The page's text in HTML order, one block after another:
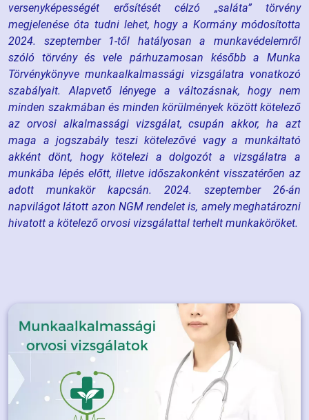
versenyképességét erősítését célzó „saláta” törvény
megjelenése óta tudni lehet, hogy a Kormány módosította
2024. szeptember 1-től hatályosan a munkavédelemről
szóló törvény és vele párhuzamosan később a Munka
Törvénykönyve munkaalkalmassági vizsgálatra vonatkozó
szabályait. Alapvető lényege a változásnak, hogy nem
minden szakmában és minden körülmények között kötelező
az orvosi alkalmassági vizsgálat, csupán akkor, ha azt
maga a jogszabály teszi kötelezővé vagy a munkáltató
akként dönt, hogy kötelezi a dolgozót a vizsgálatra a
munkába lépés előtt, illetve időszakonként visszatérően az
adott munkakör kapcsán. 2024. szeptember 26-án
napvilágot látott azon NGM rendelet is, amely meghatározni
hivatott a kötelező orvosi vizsgálattal terhelt munkaköröket.